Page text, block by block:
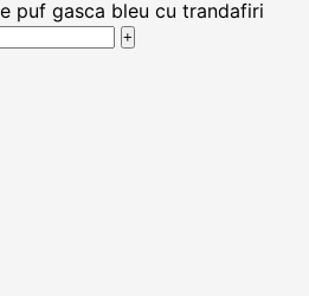
puf gasca bleu cu trandafiri